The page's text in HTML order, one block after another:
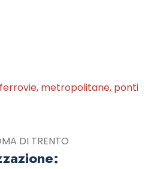
metropolitane, ponti
DI TRENTO